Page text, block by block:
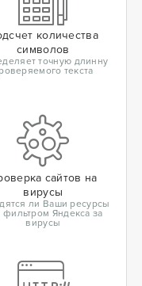
количества
символов
точную длинну
текста
сайтов на
вирусы
ли Ваши ресурсы
фильтром Яндекса за
вирусы